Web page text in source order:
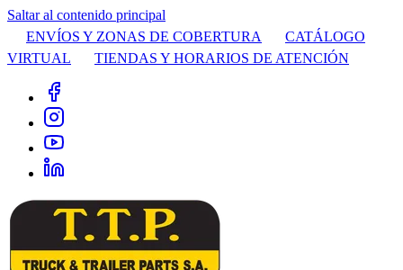
Saltar al contenido principal
ENVÍOS Y ZONAS DE COBERTURA
CATÁLOGO
VIRTUAL
TIENDAS Y HORARIOS DE ATENCIÓN